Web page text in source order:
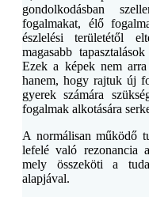
gondolkodásban
fogalmakat, élő
észlelési területétől
magasabb
Ezek a képek nem
hanem, hogy rajtuk új
gyerek számára
fogalmak alkotására
A normálisan működő
lefelé való rezonancia
mely összeköti a
alapjával.